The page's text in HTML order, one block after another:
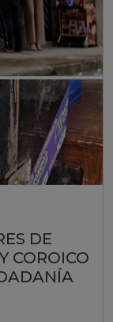
DE
COROICO